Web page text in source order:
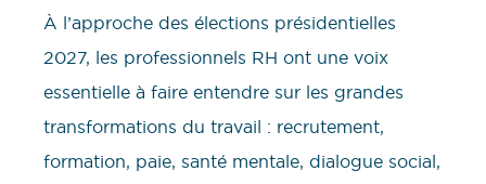
À l’approche des élections présidentielles
2027, les professionnels RH ont une voix
essentielle à faire entendre sur les grandes
transformations du travail : recrutement,
formation, paie, santé mentale, dialogue social,